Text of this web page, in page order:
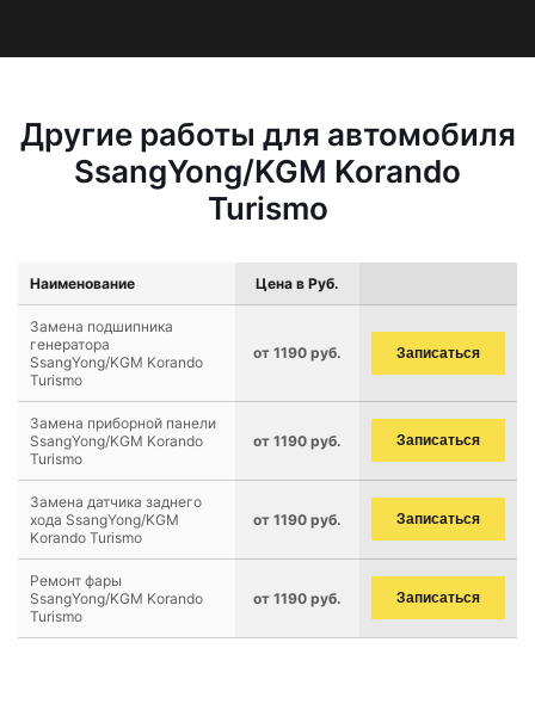
Другие работы для автомобиля
SsangYong/KGM Korando
Turismo
Наименование Цена в Руб.
Замена подшипника
генератора
SsangYong/KGM Korando
Turismo
от 1190 руб. Записаться
Замена приборной панели
SsangYong/KGM Korando
Turismo
от 1190 руб. Записаться
Замена датчика заднего
хода SsangYong/KGM
Korando Turismo
от 1190 руб. Записаться
Ремонт фары
SsangYong/KGM Korando
Turismo
от 1190 руб. Записаться